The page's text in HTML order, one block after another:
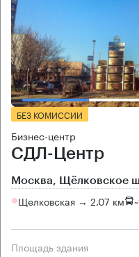
БЕЗ КОМИССИИ
Бизнес-центр
СДЛ-Центр
Москва, Щёлковское
Щелковская → 2.07 км ~
Площадь здания